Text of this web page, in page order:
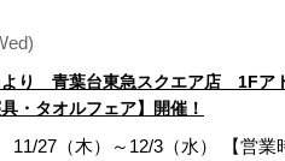
り 青葉台東急スクエア店 1Fア
具・タオルフェア】開催！
27（木）～12/3（水） 【営業